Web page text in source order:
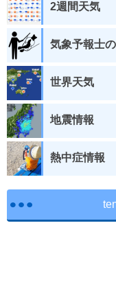
2週間天気
気象予報士
世界天気
地震情報
熱中症情報